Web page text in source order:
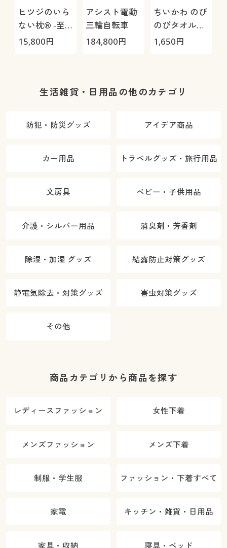
ヒツジのいら
ない枕® -至
極-
15,800円
アシスト電動
三輪自転車
184,800円
ちいかわ のび
のびタオル地
枕カバー
1,650円
生活雑貨・日用品の他のカテゴリ
防犯・防災グッズ アイデア商品
カー用品 トラベルグッズ・旅行用品
文房具 ベビー・子供用品
介護・シルバー用品 消臭剤・芳香剤
除湿・加湿 グッズ 結露防止対策グッズ
静電気除去・対策グッズ 害虫対策グッズ
その他
商品カテゴリから商品を探す
レディースファッション 女性下着
メンズファッション メンズ下着
制服・学生服 ファッション・下着すべて
家電 キッチン・雑貨・日用品
家具・収納 寝具・ベッド